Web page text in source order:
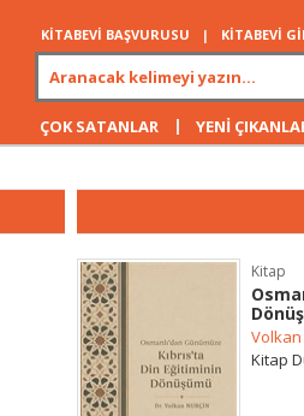
KİTABEVİ BAŞVURUSU | KİTABEVİ
ÇOK SATANLAR | YENİ
Kitap
Kitap